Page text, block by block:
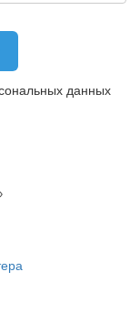
данных